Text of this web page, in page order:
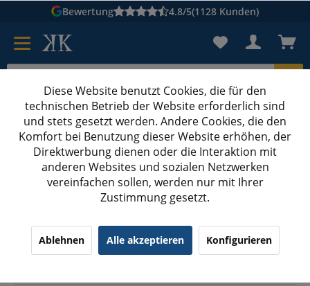
Bewertung 4.8/5(1128 Kunden)
Karton suchen
Kartons bedruckenKartons nach Maß
Versandtaschen aus Vollpappe Weiß
Optimale Versandtaschen aus Vollpappe in
Weiß für sicheren Versand
Diese Website benutzt Cookies, die für den
technischen Betrieb der Website erforderlich sind
und stets gesetzt werden. Andere Cookies, die den
Komfort bei Benutzung dieser Website erhöhen, der
Direktwerbung dienen oder die Interaktion mit
anderen Websites und sozialen Netzwerken
vereinfachen sollen, werden nur mit Ihrer
Zustimmung gesetzt.
Ablehnen Alle akzeptieren Konfigurieren